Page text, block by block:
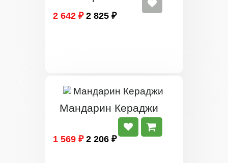
2 642 ₽ 2 825 ₽
Мандарин Кераджи
1 569 ₽ 2 206 ₽